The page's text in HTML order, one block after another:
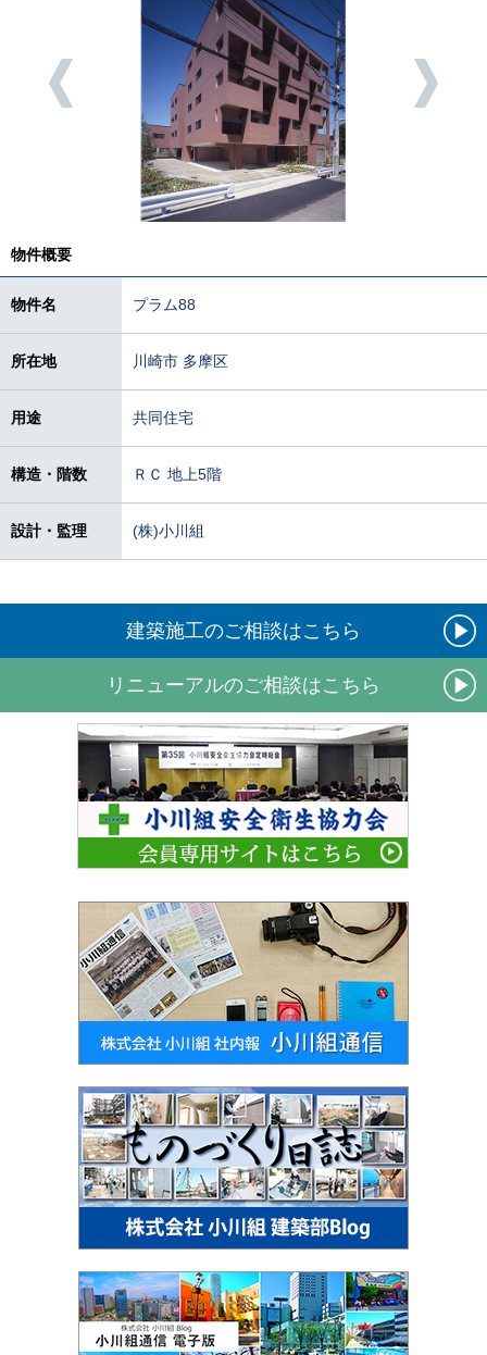
物件概要
物件名 プラム88
所在地 川崎市 多摩区
用途 共同住宅
構造・階数 ＲＣ 地上5階
設計・監理 (株)小川組
建築施工のご相談はこちら
リニューアルのご相談はこちら